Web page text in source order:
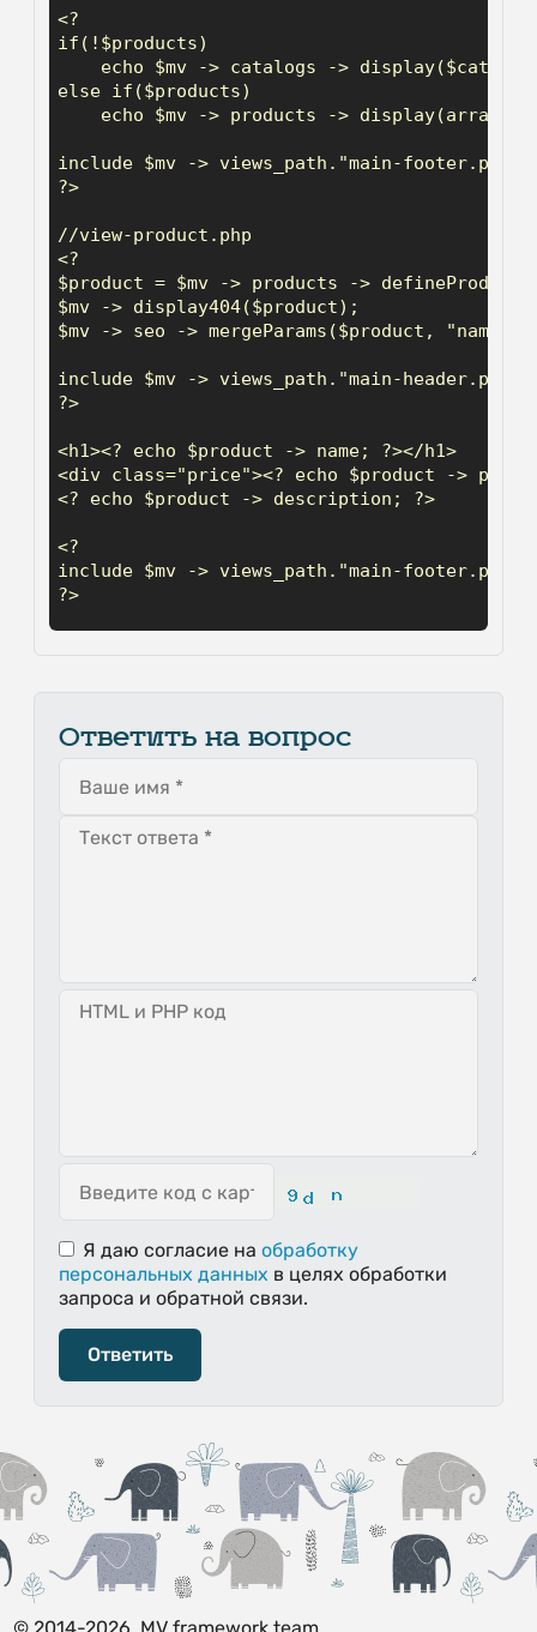
<?
if(!$products)
echo $mv -> catalogs ->
else if($products)
echo $mv -> products ->
include $mv -> views_path."main-footer.php";
?>
//view-product.php
<?
$product = $mv -> products ->
$mv -> display404($product);
$mv -> seo -> mergeParams($product, "name");
include $mv -> views_path."main-header.php";
?>
<h1><? echo $product -> name; ?></h1>
<div class="price"><? echo $product ->
<? echo $product -> description; ?>
<?
include $mv -> views_path."main-footer.php";
?>
Ответить на вопрос
Я даю согласиена обработку
персональных данных в целях обработки
запроса и обратной связи.
Ответить